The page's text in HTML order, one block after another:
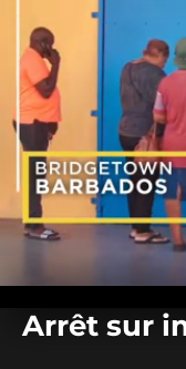
seconds
Arrêt sur